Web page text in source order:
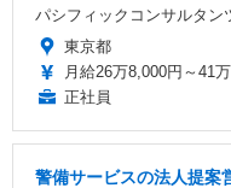
パシフィックコンサルタン
東京都
月給26万8,000円～41
正社員
警備サービスの法人提案